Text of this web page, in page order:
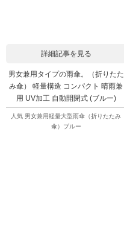
詳細記事を見る
男女兼用タイプの雨傘。（折りたた
み傘） 軽量構造 コンパクト 晴雨兼
用 UV加工 自動開閉式 (ブルー)
人気 男女兼用軽量大型雨傘（折りたたみ
傘）ブルー